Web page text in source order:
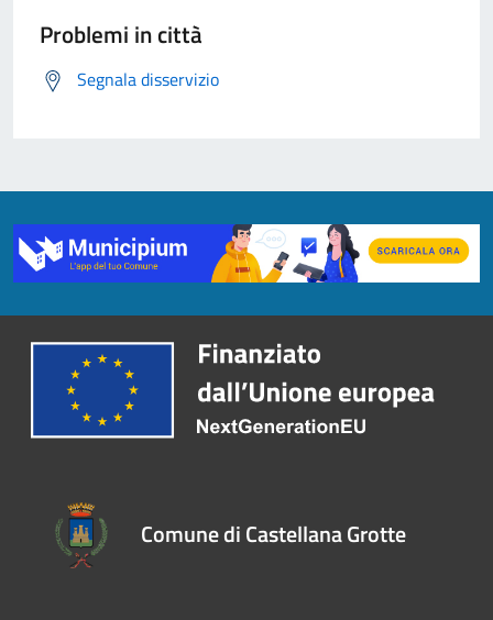
Problemi in città
Segnala disservizio
Comune di Castellana Grotte